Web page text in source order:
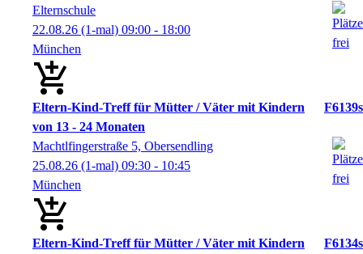
Elternschule
22.08.26 (1-mal) 09:00 - 18:00
München
Eltern-Kind-Treff für Mütter / Väter mit Kindern
von 13 - 24 Monaten
F6139s
Machtlfingerstraße 5, Obersendling
25.08.26 (1-mal) 09:30 - 10:45
München
Eltern-Kind-Treff für Mütter / Väter mit Kindern
F6134s